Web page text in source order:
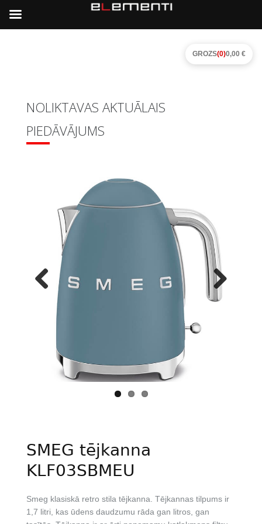
NOLIKTAVAS AKTUĀLAIS
PIEDĀVĀJUMS
Previous Next
SMEG tējkanna
KLF03SBMEU
Smeg klasiskā retro stila tējkanna. Tējkannas tilpums ir
1,7 litri, kas ūdens daudzumu rāda gan litros, gan
GROZS(0)0,00 €